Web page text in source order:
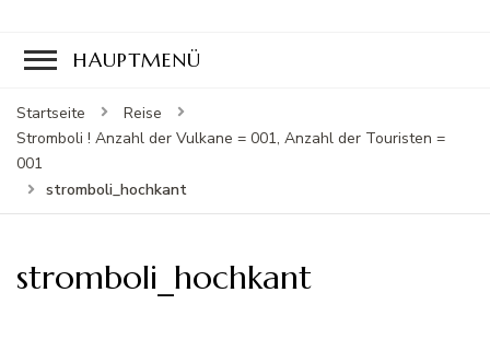
HAUPTMENÜ
Startseite
Reise
Stromboli ! Anzahl der Vulkane = 001, Anzahl der Touristen =
001
stromboli_hochkant
stromboli_hochkant